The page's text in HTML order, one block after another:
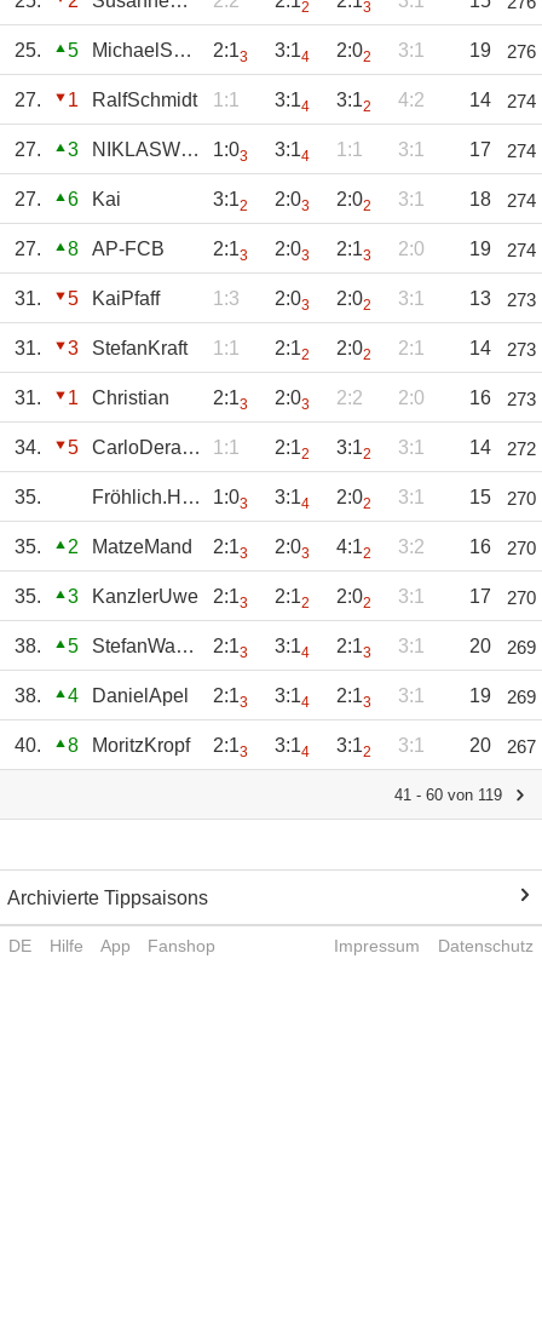
2 3
25. 5 MichaelSchmitt 2:13 3:14 2:02 3:1 19 276
27. 1 RalfSchmidt 1:1 3:14 3:12 4:2 14 274
27. 3 NIKLASWEINREICH 1:03 3:14 1:1 3:1 17 274
27. 6 Kai 3:12 2:03 2:02 3:1 18 274
27. 8 AP-FCB 2:13 2:03 2:13 2:0 19 274
31. 5 KaiPfaff 1:3 2:03 2:02 3:1 13 273
31. 3 StefanKraft 1:1 2:12 2:02 2:1 14 273
31. 1 Christian 2:13 2:03 2:2 2:0 16 273
34. 5 CarloDeraedt 1:1 2:12 3:12 3:1 14 272
35. Fröhlich.Hülsa 1:03 3:14 2:02 3:1 15 270
35. 2 MatzeMand 2:13 2:03 4:12 3:2 16 270
35. 3 KanzlerUwe 2:13 2:12 2:02 3:1 17 270
38. 5 StefanWagner 2:13 3:14 2:13 3:1 20 269
38. 4 DanielApel 2:13 3:14 2:13 3:1 19 269
40. 8 MoritzKropf 2:13 3:14 3:12 3:1 20 267
41 - 60 von 119
Archivierte Tippsaisons
DE Hilfe App Fanshop Impressum Datenschutz